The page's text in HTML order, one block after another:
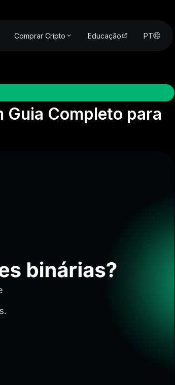
Comprar Cripto Educação PT
Guia Completo para